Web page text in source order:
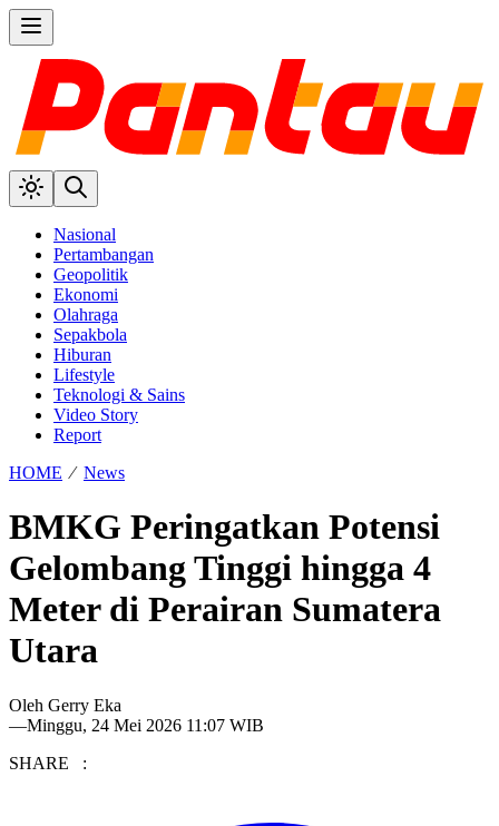
Nasional
Pertambangan
Geopolitik
Ekonomi
Olahraga
Sepakbola
Hiburan
Lifestyle
Teknologi & Sains
Video Story
Report
HOME ⁄ News
BMKG Peringatkan Potensi
Gelombang Tinggi hingga 4
Meter di Perairan Sumatera
Utara
Oleh Gerry Eka
—Minggu, 24 Mei 2026 11:07 WIB
SHARE :